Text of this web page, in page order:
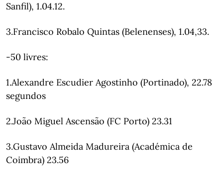
Sanfil), 1.04.12.
3.Francisco Robalo Quintas (Belenenses), 1.04,33.
-50 livres:
1.Alexandre Escudier Agostinho (Portinado), 22.78
segundos
2.João Miguel Ascensão (FC Porto) 23.31
3.Gustavo Almeida Madureira (Académica de
Coimbra) 23.56